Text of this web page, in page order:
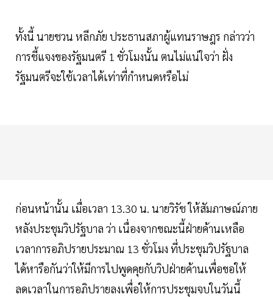
ทั้งนี้ นายชวน หลีกภัย ประธานสภาผู้แทนราษฎร กล่าวว่า
การชี้แจงของรัฐมนตรี 1 ชั่วโมงนั้น ตนไม่แน่ใจว่า ฝั่ง
รัฐมนตรีจะใช้เวลาได้เท่าที่กำหนดหรือไม่
ก่อนหน้านั้น​ เมื่อเวลา 13.30 น. นายวิรัช ให้สัมภาษณ์ภาย
หลังประชุมวิปรัฐบาล ว่า เนื่องจากขณะนี้ฝ่ายค้านเหลือ
เวลาการอภิปรายประมาณ 13 ชั่วโมง ที่ประชุมวิปรัฐบาล
ได้หารือกันว่าให้มีการไปพูดคุยกับวิปฝ่ายค้านเพื่อขอให้
ลดเวลาในการอภิปรายลงเพื่อให้การประชุมจบในวันนี้